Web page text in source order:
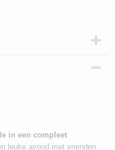
in een compleet
leuke avond met vrienden